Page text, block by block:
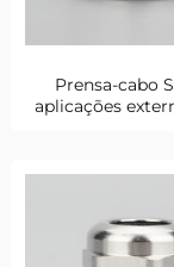
Prensa-cabo
aplicações